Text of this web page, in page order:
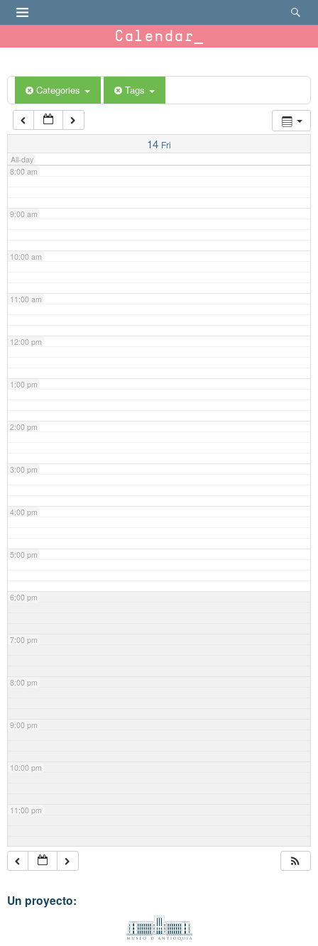
Calendar
Categories Tags
14 Fri
All-day
6:00 am
7:00 am
8:00 am
9:00 am
10:00 am
11:00 am
12:00 pm
1:00 pm
2:00 pm
3:00 pm
4:00 pm
5:00 pm
6:00 pm
7:00 pm
8:00 pm
9:00 pm
10:00 pm
11:00 pm
Un proyecto: